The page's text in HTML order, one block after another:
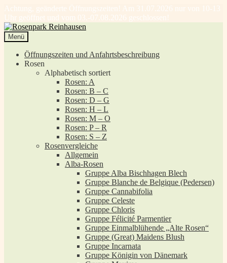
Achtung, geänderte Öffnungszeiten! Am 31.07.2026 nur von 10-13
Uhr geöffnet und vom 03.-07.08.2026 geschlossen!
Zur
Navigation
springen
Zum
Inhalt
springen
Menü
Öffnungszeiten und Anfahrtsbeschreibung
Rosen
Alphabetisch sortiert
Rosen: A
Rosen: B – C
Rosen: D – G
Rosen: H – L
Rosen: M – O
Rosen: P – R
Rosen: S – Z
Rosenvergleiche
Allgemein
Alba-Rosen
Gruppe Alba Bischhagen Blech
Gruppe Blanche de Belgique (Pedersen)
Gruppe Cannabifolia
Gruppe Celeste
Gruppe Chloris
Gruppe Félicité Parmentier
Gruppe Einmalblühende „Alte Rosen“
Gruppe (Great) Maidens Blush
Gruppe Incarnata
Gruppe Königin von Dänemark